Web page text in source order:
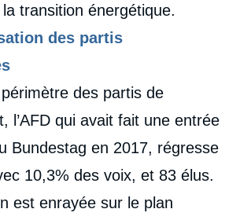
transition énergétique.
des partis
des partis de
l’AFD qui avait fait une entrée
Bundestag en 2017, régresse
10,3% des voix, et 83 élus.
est enrayée sur le plan